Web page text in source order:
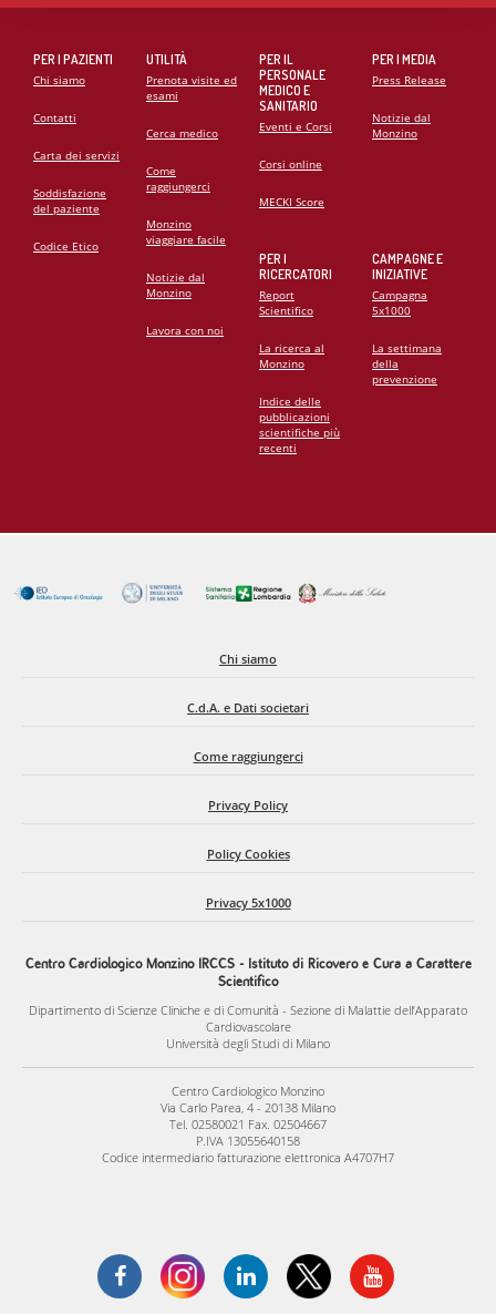
PER I PAZIENTI
Chi siamo
Contatti
Carta dei servizi
Soddisfazione
del paziente
Codice Etico
UTILITÀ
Prenota visite ed
esami
Cerca medico
Come
raggiungerci
Monzino
viaggiare facile
Notizie dal
Monzino
Lavora con noi
PER IL
PERSONALE
MEDICO E
SANITARIO
Eventi e Corsi
Corsi online
MECKI Score
PER I
RICERCATORI
Report
Scientifico
La ricerca al
Monzino
Indice delle
pubblicazioni
scientifiche più
recenti
PER I MEDIA
Press Release
Notizie dal
Monzino
CAMPAGNE E
INIZIATIVE
Campagna
5x1000
La settimana
della
prevenzione
Chi siamo
C.d.A. e Dati societari
Come raggiungerci
Privacy Policy
Policy Cookies
Privacy 5x1000
Centro Cardiologico Monzino IRCCS - Istituto di Ricovero e Cura a Carattere
Scientifico
Dipartimento di Scienze Cliniche e di Comunità - Sezione di Malattie dell’Apparato
Cardiovascolare
Università degli Studi di Milano
Centro Cardiologico Monzino
Via Carlo Parea, 4 - 20138 Milano
Tel. 02580021 Fax. 02504667
P.IVA 13055640158
Codice intermediario fatturazione elettronica A4707H7